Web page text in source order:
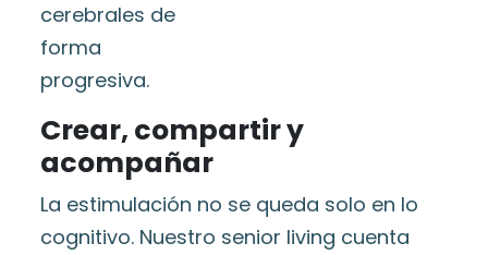
cerebrales de
forma
progresiva.
Crear, compartir y
acompañar
La estimulación no se queda solo en lo
cognitivo. Nuestro senior living cuenta